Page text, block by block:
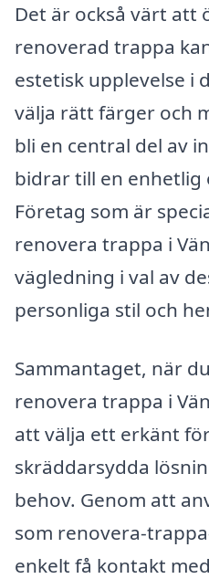
Det är också värt att
renoverad trappa
estetisk upplevelse i
välja rätt färger och
bli en central del av
bidrar till en enhetlig
Företag som är
renovera trappa i
vägledning i val av
personliga stil och
Sammantaget, när
renovera trappa i
att välja ett erkänt
skräddarsydda
behov. Genom att
som renovera-
enkelt få kontakt